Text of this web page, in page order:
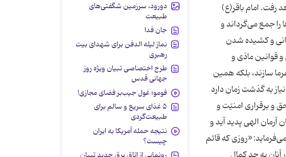
رفت. امام باقر(ع)
را جمع می‌گرداند و
جهانی و كشیده شدن
قوانین مادّی و
سازند، بلكه همین
به گذشت زمان دارد
و برقراری امنیّت و
آرمان الهی پدید آید و
مرد الهی و آسمانی، از هر نظر مساعد گردد. 2 امام باقر(ع) می‌فرماید: «روزی كه قائم
دورود، سرزمین شگفتی‌های
طبیعت
جان فدا
نماز لیله الدفن برای شهدای بیت
رهبری
طرح اختصاصی تبیان ویژه روز
جهانی قدس
فومو؛ غول جیب‌بر فضای مجازی!
۵ غذای سریع و سالم برای
طبیعت‌گردی
نتیجه حمله آمریکا به ایران
چیست؟